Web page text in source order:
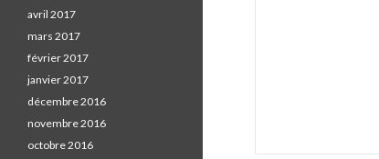
avril 2017
mars 2017
février 2017
janvier 2017
décembre 2016
novembre 2016
octobre 2016